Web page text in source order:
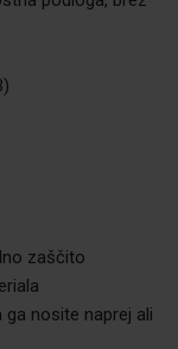
zaščito
nosite naprej ali